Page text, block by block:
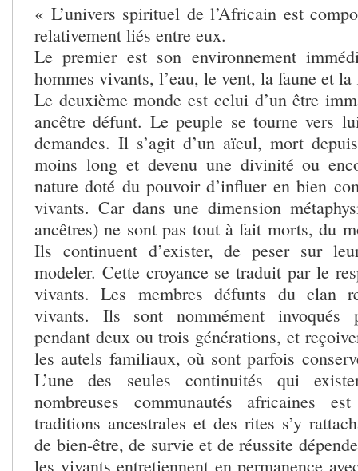
« L’univers spirituel de l’Africain est
relativement liés entre eux.
Le premier est son environnement
hommes vivants, l’eau, le vent, la faune et
Le deuxième monde est celui d’un être
ancêtre défunt. Le peuple se tourne vers
demandes. Il s’agit d’un aïeul, mort
moins long et devenu une divinité ou
nature doté du pouvoir d’influer en bien
vivants. Car dans une dimension
ancêtres) ne sont pas tout à fait morts, du
Ils continuent d’exister, de peser sur
modeler. Cette croyance se traduit par le
vivants. Les membres défunts du clan
vivants. Ils sont nommément invoqués
pendant deux ou trois générations, et
les autels familiaux, où sont parfois
L’une des seules continuités qui
nombreuses communautés africaines
traditions ancestrales et des rites s’y
de bien-être, de survie et de réussite
les vivants entretiennent en permanence